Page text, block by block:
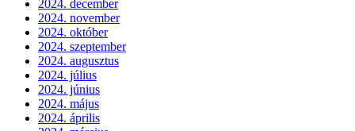
2024. december
2024. november
2024. október
2024. szeptember
2024. augusztus
2024. július
2024. június
2024. május
2024. április